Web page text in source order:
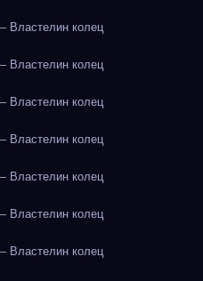
Властелин колец
Властелин колец
Властелин колец
Властелин колец
Властелин колец
Властелин колец
Властелин колец